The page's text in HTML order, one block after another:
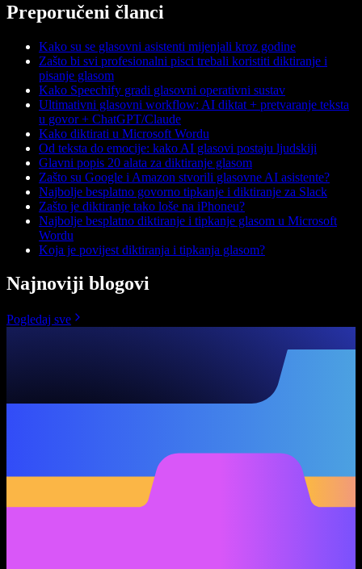
Preporučeni članci
Kako su se glasovni asistenti mijenjali kroz godine
Zašto bi svi profesionalni pisci trebali koristiti diktiranje i
pisanje glasom
Kako Speechify gradi glasovni operativni sustav
Ultimativni glasovni workflow: AI diktat + pretvaranje teksta
u govor + ChatGPT/Claude
Kako diktirati u Microsoft Wordu
Od teksta do emocije: kako AI glasovi postaju ljudskiji
Glavni popis 20 alata za diktiranje glasom
Zašto su Google i Amazon stvorili glasovne AI asistente?
Najbolje besplatno govorno tipkanje i diktiranje za Slack
Zašto je diktiranje tako loše na iPhoneu?
Najbolje besplatno diktiranje i tipkanje glasom u Microsoft
Wordu
Koja je povijest diktiranja i tipkanja glasom?
Najnoviji blogovi
Pogledaj sve